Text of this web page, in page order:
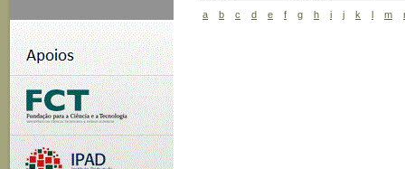
a b c d e f g h i j k l m